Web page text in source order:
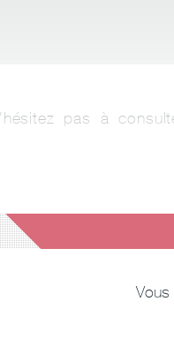
pas à
Vous